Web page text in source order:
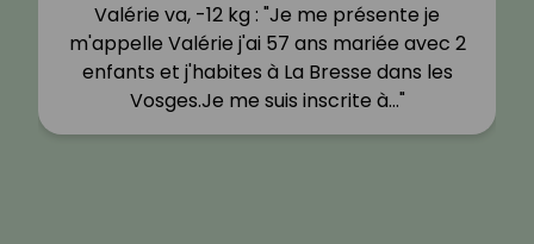
Valérie va, -12 kg : "Je me présente je
m'appelle Valérie j'ai 57 ans mariée avec 2
enfants et j'habites à La Bresse dans les
Vosges.Je me suis inscrite à…"